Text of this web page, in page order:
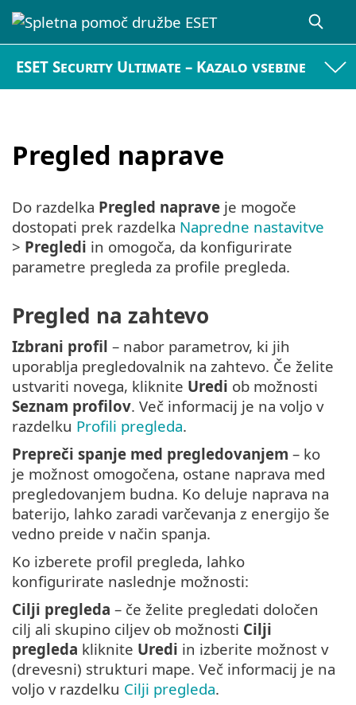
ESET Security Ultimate – Kazalo vsebine
Pregled naprave
Do razdelka Pregled naprave je mogoče
dostopati prek razdelka Napredne nastavitve
> Pregledi in omogoča, da konfigurirate
parametre pregleda za profile pregleda.
Pregled na zahtevo
Izbrani profil – nabor parametrov, ki jih
uporablja pregledovalnik na zahtevo. Če želite
ustvariti novega, kliknite Uredi ob možnosti
Seznam profilov. Več informacij je na voljo v
razdelku Profili pregleda.
Prepreči spanje med pregledovanjem – ko
je možnost omogočena, ostane naprava med
pregledovanjem budna. Ko deluje naprava na
baterijo, lahko zaradi varčevanja z energijo še
vedno preide v način spanja.
Ko izberete profil pregleda, lahko
konfigurirate naslednje možnosti:
Cilji pregleda – če želite pregledati določen
cilj ali skupino ciljev ob možnosti Cilji
pregleda kliknite Uredi in izberite možnost v
(drevesni) strukturi mape. Več informacij je na
voljo v razdelku Cilji pregleda.